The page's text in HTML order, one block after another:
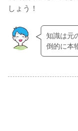
しょう！
知識は元
倒的に本